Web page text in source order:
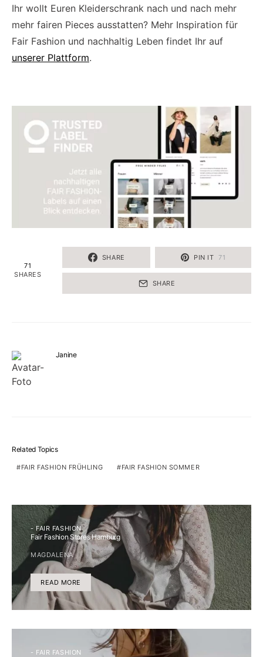
Ihr wollt Euren Kleiderschrank nach und nach mehr
mehr fairen Pieces ausstatten? Mehr Inspiration für
Fair Fashion und nachhaltig Leben findet Ihr auf
unserer Plattform.
71
SHARES
SHARE PIN IT 71
SHARE
Janine
Related Topics
FAIR FASHION FRÜHLING FAIR FASHION SOMMER
- FAIR FASHION
Fair Fashion Stores Hamburg
MAGDALENA
READ MORE
- FAIR FASHION